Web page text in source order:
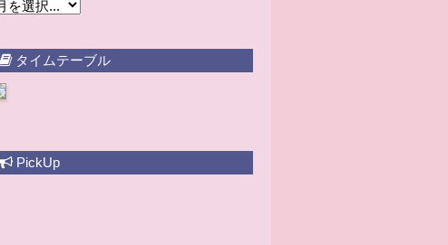
タイムテーブル
PickUp